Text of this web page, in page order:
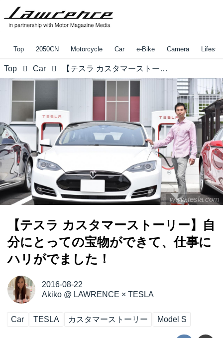
Top 2050CN Motorcycle Car e-Bike Camera
Top Car 【テスラ カスタマーストーリー】自分にとっての宝物ができて、仕事にハリがでました！
www.tesla.com
【テスラ カスタマーストーリー】自
分にとっての宝物ができて、仕事に
ハリがでました！
2016-08-22
Akiko@ LAWRENCE × TESLA
Car TESLA カスタマーストーリー Model S